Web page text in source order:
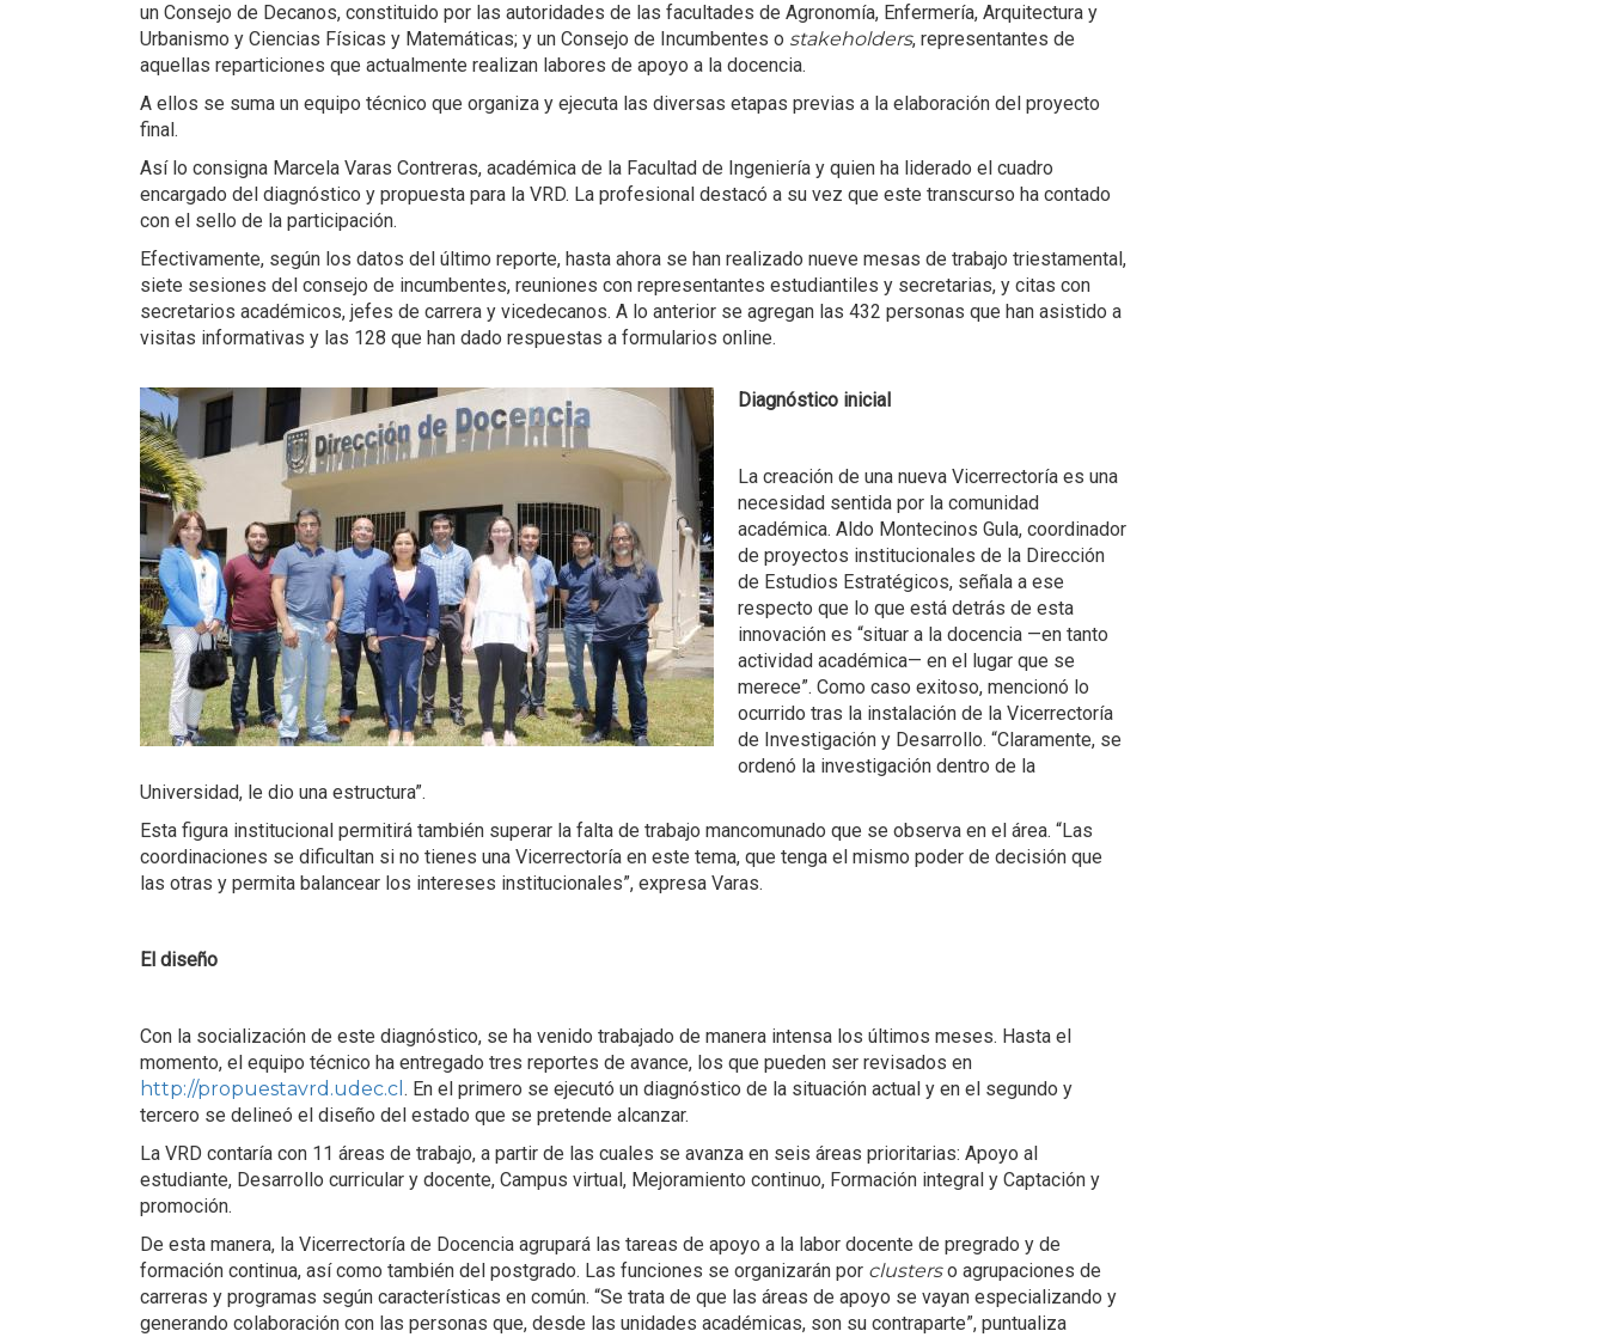
un Consejo de Decanos, constituido por las autoridades de las facultades de Agronomía, Enfermería, Arquitectura y
Urbanismo y Ciencias Físicas y Matemáticas; y un Consejo de Incumbentes o stakeholders, representantes de
aquellas reparticiones que actualmente realizan labores de apoyo a la docencia.
A ellos se suma un equipo técnico que organiza y ejecuta las diversas etapas previas a la elaboración del proyecto
final.
Así lo consigna Marcela Varas Contreras, académica de la Facultad de Ingeniería y quien ha liderado el cuadro
encargado del diagnóstico y propuesta para la VRD. La profesional destacó a su vez que este transcurso ha contado
con el sello de la participación.
Efectivamente, según los datos del último reporte, hasta ahora se han realizado nueve mesas de trabajo triestamental,
siete sesiones del consejo de incumbentes, reuniones con representantes estudiantiles y secretarias, y citas con
secretarios académicos, jefes de carrera y vicedecanos. A lo anterior se agregan las 432 personas que han asistido a
visitas informativas y las 128 que han dado respuestas a formularios online.
Diagnóstico inicial
La creación de una nueva Vicerrectoría es una
necesidad sentida por la comunidad
académica. Aldo Montecinos Gula, coordinador
de proyectos institucionales de la Dirección
de Estudios Estratégicos, señala a ese
respecto que lo que está detrás de esta
innovación es “situar a la docencia —en tanto
actividad académica— en el lugar que se
merece”. Como caso exitoso, mencionó lo
ocurrido tras la instalación de la Vicerrectoría
de Investigación y Desarrollo. “Claramente, se
ordenó la investigación dentro de la
Universidad, le dio una estructura”.
Esta figura institucional permitirá también superar la falta de trabajo mancomunado que se observa en el área. “Las
coordinaciones se dificultan si no tienes una Vicerrectoría en este tema, que tenga el mismo poder de decisión que
las otras y permita balancear los intereses institucionales”, expresa Varas.
El diseño
Con la socialización de este diagnóstico, se ha venido trabajado de manera intensa los últimos meses. Hasta el
momento, el equipo técnico ha entregado tres reportes de avance, los que pueden ser revisados en
http://propuestavrd.udec.cl . En el primero se ejecutó un diagnóstico de la situación actual y en el segundo y
tercero se delineó el diseño del estado que se pretende alcanzar.
La VRD contaría con 11 áreas de trabajo, a partir de las cuales se avanza en seis áreas prioritarias: Apoyo al
estudiante, Desarrollo curricular y docente, Campus virtual, Mejoramiento continuo, Formación integral y Captación y
promoción.
De esta manera, la Vicerrectoría de Docencia agrupará las tareas de apoyo a la labor docente de pregrado y de
formación continua, así como también del postgrado. Las funciones se organizarán por clusterso agrupaciones de
carreras y programas según características en común. “Se trata de que las áreas de apoyo se vayan especializando y
generando colaboración con las personas que, desde las unidades académicas, son su contraparte”, puntualiza